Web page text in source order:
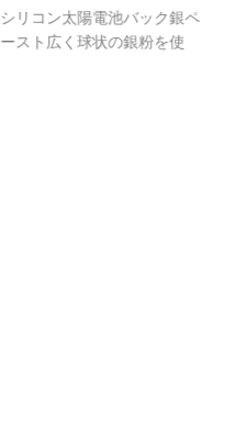
シリコン太陽電池バック銀ペ
ースト広く球状の銀粉を使